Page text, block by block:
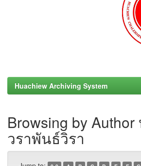
Huachiew Archiving System
Browsing by
วราพันธ์วิรา